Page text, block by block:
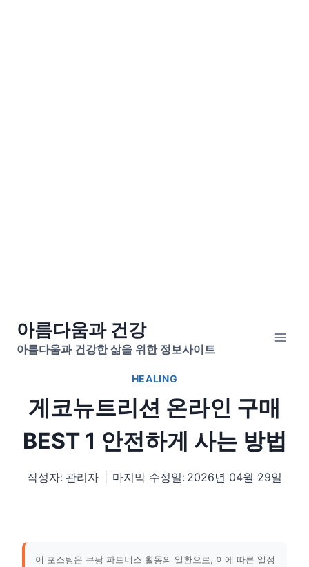
Skip아름다움과 건강
아름다움과 건강한 삶을 위한 정보사이트
HEALING
게코뉴트리션 온라인 구매
BEST 1 안전하게 사는 방법
작성자: 관리자 마지막 수정일: 2026년 04월 29일
이 포스팅은 쿠팡 파트너스 활동의 일환으로, 이에 따른 일정